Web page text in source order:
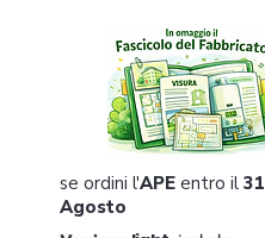
se ordini l'APE entro il 31
Agosto